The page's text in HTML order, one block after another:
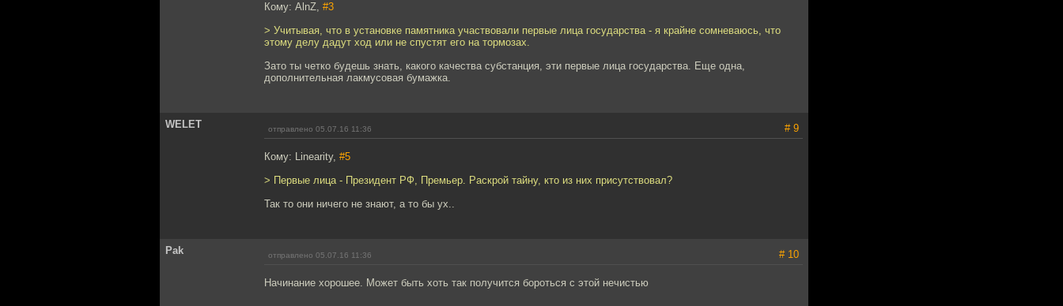
Кому: AlnZ, #3
> Учитывая, что в установке памятника участвовали первые лица государства - я крайне сомневаюсь, что
этому делу дадут ход или не спустят его на тормозах.
Зато ты четко будешь знать, какого качества субстанция, эти первые лица государства. Еще одна,
дополнительная лакмусовая бумажка.
WELET отправлено 05.07.16 11:36 # 9
Кому: Linearity, #5
> Первые лица - Президент РФ, Премьер. Раскрой тайну, кто из них присутствовал?
Так то они ничего не знают, а то бы ух..
Pak отправлено 05.07.16 11:36 # 10
Начинание хорошее. Может быть хоть так получится бороться с этой нечистью